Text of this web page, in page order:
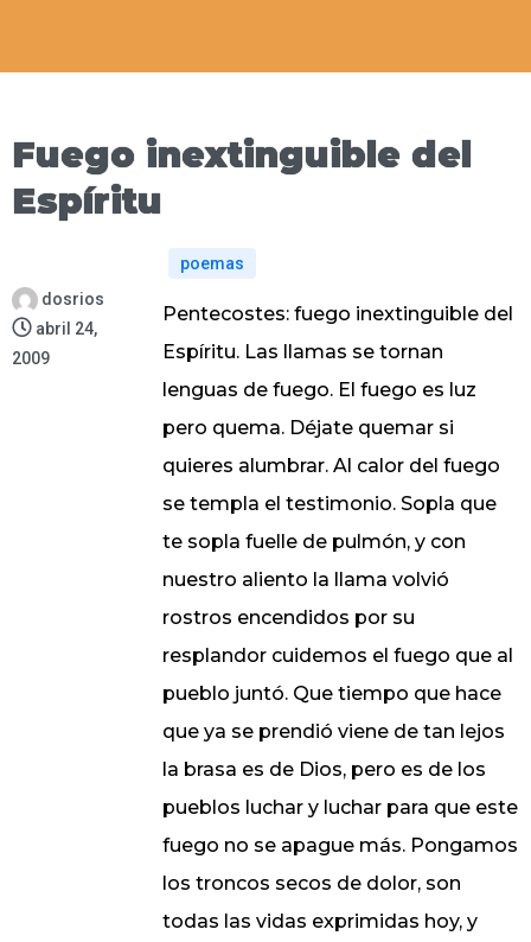
Fuego inextinguible del
Espíritu
dosrios
abril 24,
2009
poemas
Pentecostes: fuego inextinguible del
Espíritu. Las llamas se tornan
lenguas de fuego. El fuego es luz
pero quema. Déjate quemar si
quieres alumbrar. Al calor del fuego
se templa el testimonio. Sopla que
te sopla fuelle de pulmón, y con
nuestro aliento la llama volvió
rostros encendidos por su
resplandor cuidemos el fuego que al
pueblo juntó. Que tiempo que hace
que ya se prendió viene de tan lejos
la brasa es de Dios, pero es de los
pueblos luchar y luchar para que este
fuego no se apague más. Pongamos
los troncos secos de dolor, son
todas las vidas exprimidas hoy, y